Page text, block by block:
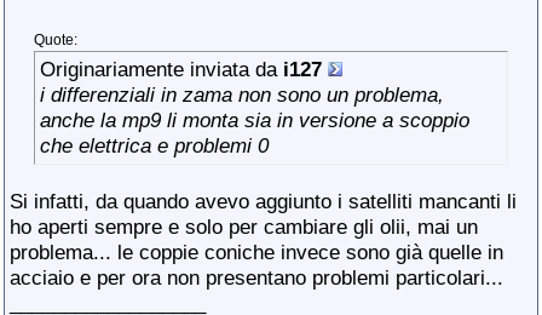
Quote:
Originariamente inviata da i127
i differenziali in zama non sono un problema,
anche la mp9 li monta sia in versione a scoppio
che elettrica e problemi 0
Si infatti, da quando avevo aggiunto i satelliti mancanti li
ho aperti sempre e solo per cambiare gli olii, mai un
problema... le coppie coniche invece sono già quelle in
acciaio e per ora non presentano problemi particolari...